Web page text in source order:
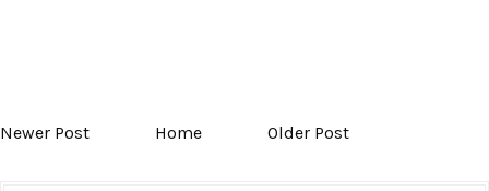
Newer Post Home Older Post